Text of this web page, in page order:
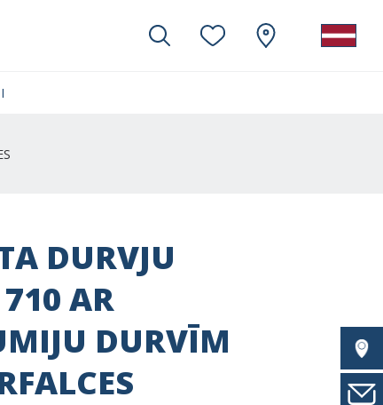
DURVJU
AR
DURVĪM